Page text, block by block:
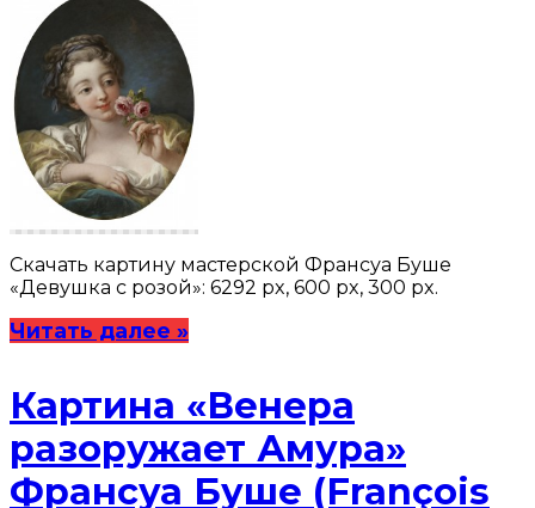
Скачать картину мастерской Франсуа Буше
«Девушка с розой»: 6292 px, 600 px, 300 px.
Читать далее »
Картина «Венера
разоружает Амура»
Франсуа Буше (François